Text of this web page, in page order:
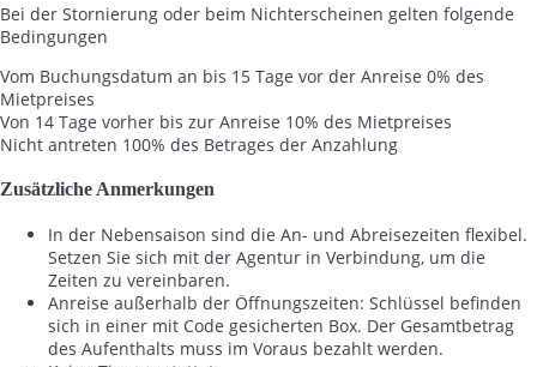
Bei der Stornierung oder beim Nichterscheinen gelten folgende
Bedingungen
Vom Buchungsdatum an bis 15 Tage vor der Anreise 0% des
Mietpreises
Von 14 Tage vorher bis zur Anreise 10% des Mietpreises
Nicht antreten 100% des Betrages der Anzahlung
Zusätzliche Anmerkungen
In der Nebensaison sind die An- und Abreisezeiten flexibel.
Setzen Sie sich mit der Agentur in Verbindung, um die
Zeiten zu vereinbaren.
Anreise außerhalb der Öffnungszeiten: Schlüssel befinden
sich in einer mit Code gesicherten Box. Der Gesamtbetrag
des Aufenthalts muss im Voraus bezahlt werden.